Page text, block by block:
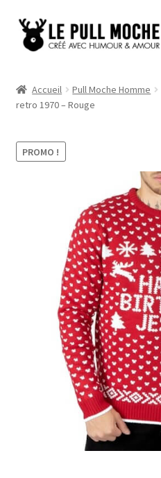
Aller
Aller
au
Pull Noël Femme
Pull Noël Homme
Pull Noël Promo
Accueil Pull Moche Homme
retro 1970 – Rouge
PROMO !